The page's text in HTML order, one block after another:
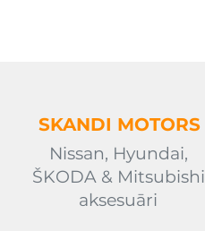
SKANDI MOTORS
Nissan, Hyundai,
ŠKODA & Mitsubishi
aksesuāri